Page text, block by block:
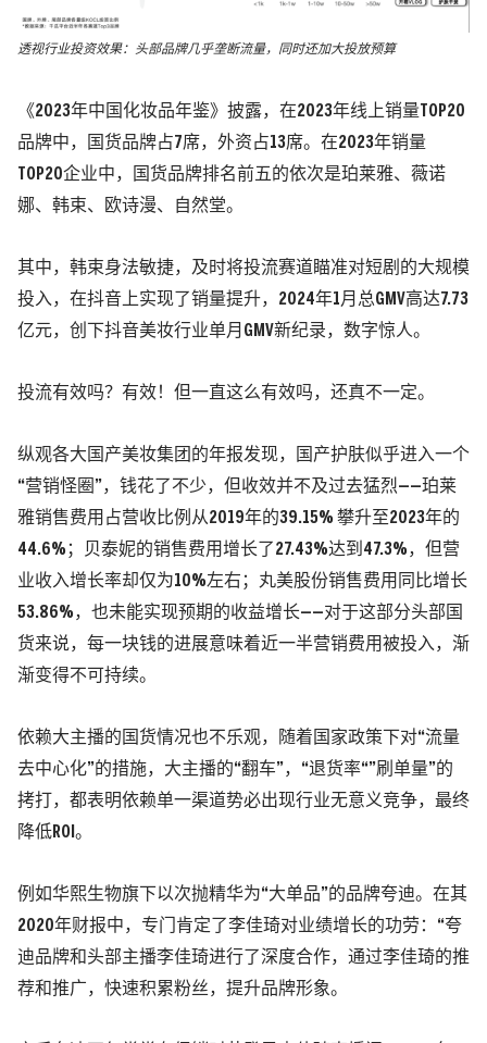
透视行业投资效果：头部品牌几乎垄断流量，同时还加大投放预算
《2023年中国化妆品年鉴》披露，在2023年线上销量TOP20
品牌中，国货品牌占7席，外资占13席。在2023年销量
TOP20企业中，国货品牌排名前五的依次是珀莱雅、薇诺
娜、韩束、欧诗漫、自然堂。
其中，韩束身法敏捷，及时将投流赛道瞄准对短剧的大规模
投入，在抖音上实现了销量提升，2024年1月总GMV高达7.73
亿元，创下抖音美妆行业单月GMV新纪录，数字惊人。
投流有效吗？有效！但一直这么有效吗，还真不一定。
纵观各大国产美妆集团的年报发现，国产护肤似乎进入一个
“营销怪圈”，钱花了不少，但收效并不及过去猛烈——珀莱
雅销售费用占营收比例从2019年的39.15% 攀升至2023年的
44.6%；贝泰妮的销售费用增长了27.43%达到47.3%，但营
业收入增长率却仅为10%左右；丸美股份销售费用同比增长
53.86%，也未能实现预期的收益增长——对于这部分头部国
货来说，每一块钱的进展意味着近一半营销费用被投入，渐
渐变得不可持续。
依赖大主播的国货情况也不乐观，随着国家政策下对“流量
去中心化”的措施，大主播的“翻车”，“退货率“”刷单量”的
拷打，都表明依赖单一渠道势必出现行业无意义竞争，最终
降低ROI。
例如华熙生物旗下以次抛精华为“大单品”的品牌夸迪。在其
2020年财报中，专门肯定了李佳琦对业绩增长的功劳：“夸
迪品牌和头部主播李佳琦进行了深度合作，通过李佳琦的推
荐和推广，快速积累粉丝，提升品牌形象。